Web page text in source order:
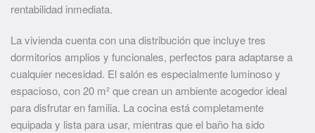
rentabilidad inmediata.
La vivienda cuenta con una distribución que incluye tres
dormitorios amplios y funcionales, perfectos para adaptarse a
cualquier necesidad. El salón es especialmente luminoso y
espacioso, con 20 m² que crean un ambiente acogedor ideal
para disfrutar en familia. La cocina está completamente
equipada y lista para usar, mientras que el baño ha sido